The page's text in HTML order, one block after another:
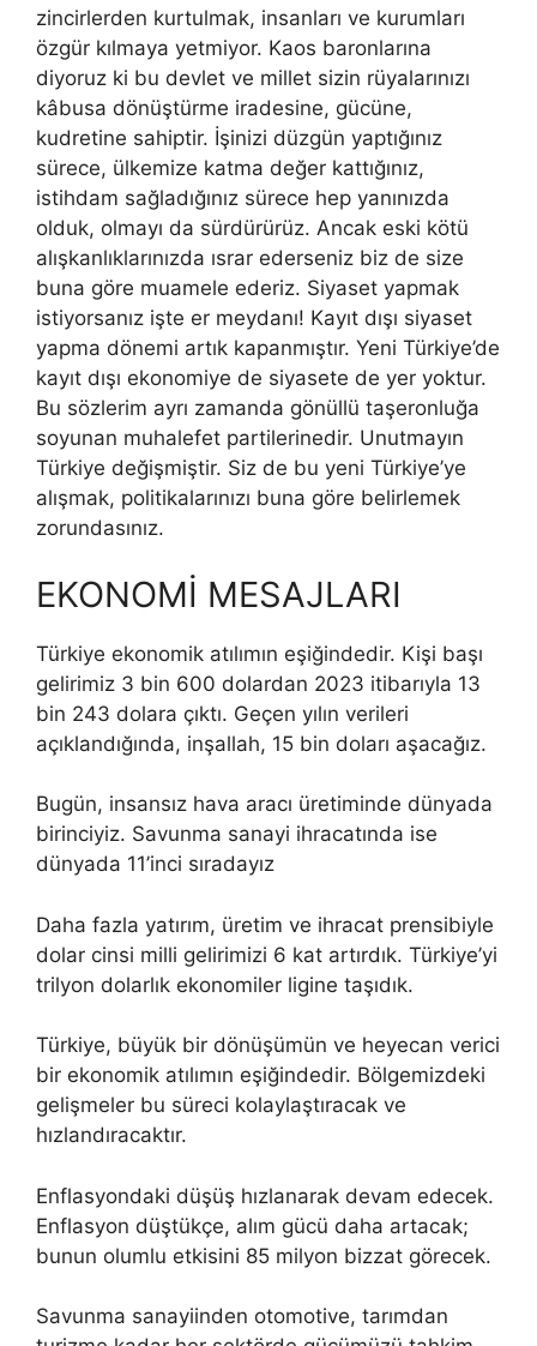
zincirlerden kurtulmak, insanları ve kurumları
özgür kılmaya yetmiyor. Kaos baronlarına
diyoruz ki bu devlet ve millet sizin rüyalarınızı
kâbusa dönüştürme iradesine, gücüne,
kudretine sahiptir. İşinizi düzgün yaptığınız
sürece, ülkemize katma değer kattığınız,
istihdam sağladığınız sürece hep yanınızda
olduk, olmayı da sürdürürüz. Ancak eski kötü
alışkanlıklarınızda ısrar ederseniz biz de size
buna göre muamele ederiz. Siyaset yapmak
istiyorsanız işte er meydanı! Kayıt dışı siyaset
yapma dönemi artık kapanmıştır. Yeni Türkiye’de
kayıt dışı ekonomiye de siyasete de yer yoktur.
Bu sözlerim ayrı zamanda gönüllü taşeronluğa
soyunan muhalefet partilerinedir. Unutmayın
Türkiye değişmiştir. Siz de bu yeni Türkiye’ye
alışmak, politikalarınızı buna göre belirlemek
zorundasınız.
EKONOMİ MESAJLARI
Türkiye ekonomik atılımın eşiğindedir. Kişi başı
gelirimiz 3 bin 600 dolardan 2023 itibarıyla 13
bin 243 dolara çıktı. Geçen yılın verileri
açıklandığında, inşallah, 15 bin doları aşacağız.
Bugün, insansız hava aracı üretiminde dünyada
birinciyiz. Savunma sanayi ihracatında ise
dünyada 11’inci sıradayız
Daha fazla yatırım, üretim ve ihracat prensibiyle
dolar cinsi milli gelirimizi 6 kat artırdık. Türkiye’yi
trilyon dolarlık ekonomiler ligine taşıdık.
Türkiye, büyük bir dönüşümün ve heyecan verici
bir ekonomik atılımın eşiğindedir. Bölgemizdeki
gelişmeler bu süreci kolaylaştıracak ve
hızlandıracaktır.
Enflasyondaki düşüş hızlanarak devam edecek.
Enflasyon düştükçe, alım gücü daha artacak;
bunun olumlu etkisini 85 milyon bizzat görecek.
Savunma sanayiinden otomotive, tarımdan